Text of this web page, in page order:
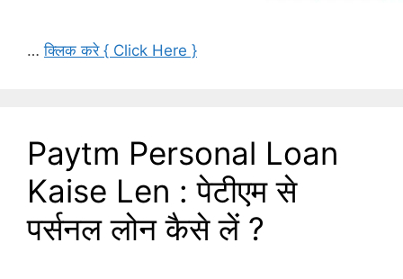
…क्लिक करे { Click Here }
Paytm Personal Loan
Kaise Len : पेटीएम से
पर्सनल लोन कैसे लें ?